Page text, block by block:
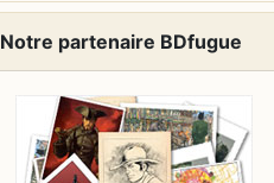
Notre partenaire BDfugue